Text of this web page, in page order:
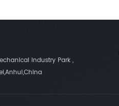
Industry Park ,